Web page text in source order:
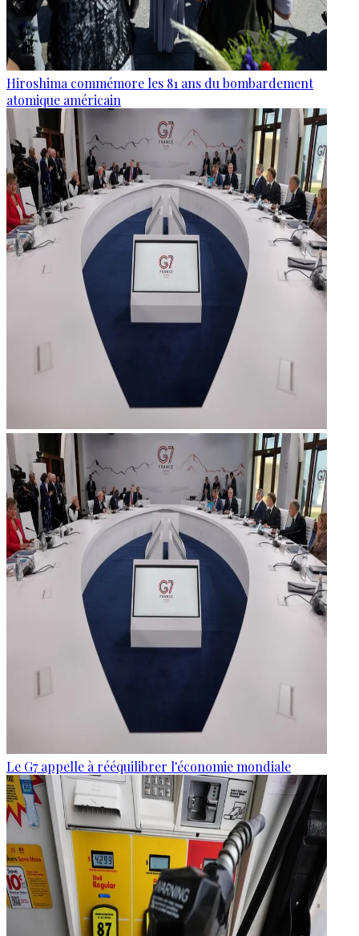
Hiroshima commémore les 81 ans du bombardement
atomique américain
Le G7 appelle à rééquilibrer l'économie mondiale